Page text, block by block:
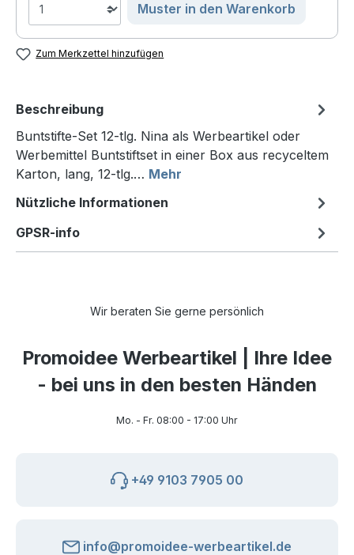
Muster in den Warenkorb
Zum Merkzettel hinzufügen
Beschreibung
Buntstifte-Set 12-tlg. Nina als Werbeartikel oder
Werbemittel Buntstiftset in einer Box aus recyceltem
Karton, lang, 12-tlg.… Mehr
Nützliche Informationen
GPSR-info
Wir beraten Sie gerne persönlich
Promoidee Werbeartikel | Ihre Idee
- bei uns in den besten Händen
Mo. - Fr. 08:00 - 17:00 Uhr
+49 9103 7905 00
info@promoidee-werbeartikel.de